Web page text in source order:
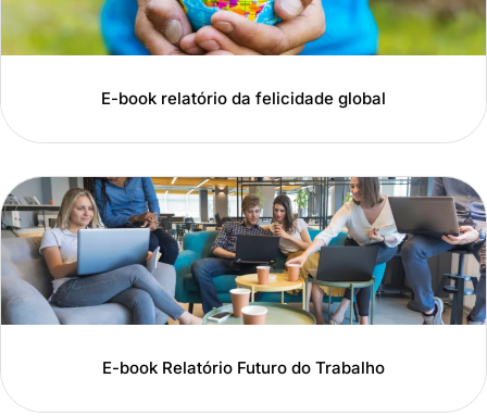
E-book relatório da felicidade global
E-book Relatório Futuro do Trabalho